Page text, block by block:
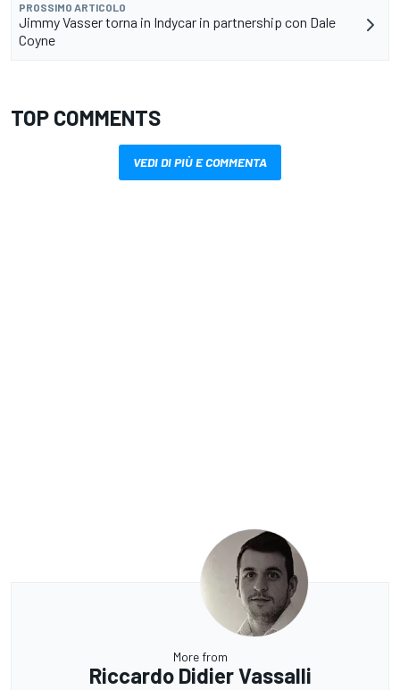
PROSSIMO ARTICOLO
Jimmy Vasser torna in Indycar in partnership con Dale
Coyne
TOP COMMENTS
VEDI DI PIÙ E COMMENTA
More from
Riccardo Didier Vassalli